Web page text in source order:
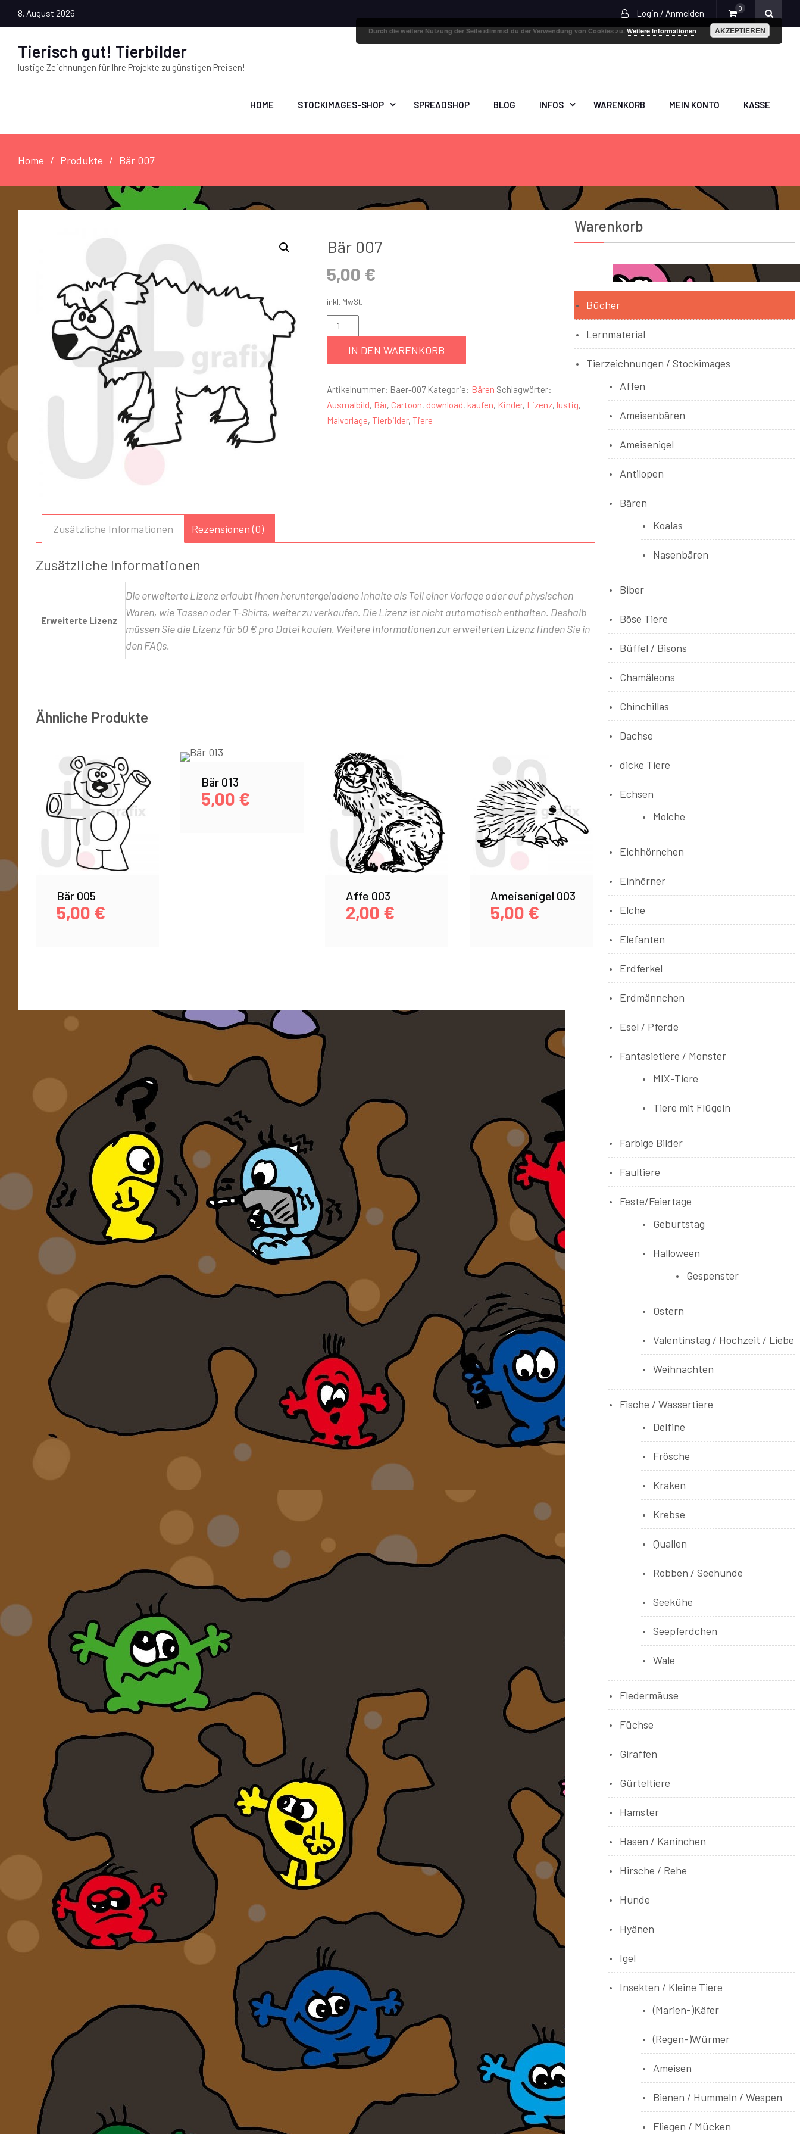
8. August 2026 Login / Anmelden 0
Tierisch gut! Tierbilder
lustige Zeichnungen für Ihre Projekte zu günstigen Preisen!
HOME STOCKIMAGES-SHOP SPREADSHOP BLOG INFOS WARENKORB MEIN KONTO KASSE
Home Produkte Bär 007
Bär 007
5,00 €
inkl. MwSt.
IN DEN WARENKORB
Artikelnummer: Baer-007 Kategorie: Bären Schlagwörter:
Ausmalbild, Bär, Cartoon, download, kaufen, Kinder, Lizenz, lustig,
Malvorlage, Tierbilder, Tiere
Zusätzliche Informationen Rezensionen (0)
Zusätzliche Informationen
Erweiterte Lizenz
Die erweiterte Lizenz erlaubt Ihnen heruntergeladene Inhalte als Teil einer Vorlage oder auf physischen
Waren, wie Tassen oder T-Shirts, weiter zu verkaufen. Die Lizenz ist nicht automatisch enthalten. Deshalb
müssen Sie die Lizenz für 50 € pro Datei kaufen. Weitere Informationen zur erweiterten Lizenz finden Sie in
den FAQs.
Ähnliche Produkte
Bär 005
5,00 €
Bär 013
5,00 €
Affe 003
2,00 €
Ameisenigel 003
5,00 €
Warenkorb
Bücher
Lernmaterial
Tierzeichnungen / Stockimages
Affen
Ameisenbären
Ameisenigel
Antilopen
Bären
Koalas
Nasenbären
Biber
Böse Tiere
Büffel / Bisons
Chamäleons
Chinchillas
Dachse
dicke Tiere
Echsen
Molche
Eichhörnchen
Einhörner
Elche
Elefanten
Erdferkel
Erdmännchen
Esel / Pferde
Fantasietiere / Monster
MIX-Tiere
Tiere mit Flügeln
Farbige Bilder
Faultiere
Feste/Feiertage
Geburtstag
Halloween
Gespenster
Ostern
Valentinstag / Hochzeit / Liebe
Weihnachten
Fische / Wassertiere
Delfine
Frösche
Kraken
Krebse
Quallen
Robben / Seehunde
Seekühe
Seepferdchen
Wale
Fledermäuse
Füchse
Giraffen
Gürteltiere
Hamster
Hasen / Kaninchen
Hirsche / Rehe
Hunde
Hyänen
Igel
Insekten / Kleine Tiere
(Marien-)Käfer
(Regen-)Würmer
Ameisen
Bienen / Hummeln / Wespen
Fliegen / Mücken
Durch die weitere Nutzung der Seite stimmst du der Verwendung von Cookies zu. Weitere Informationen AKZEPTIEREN